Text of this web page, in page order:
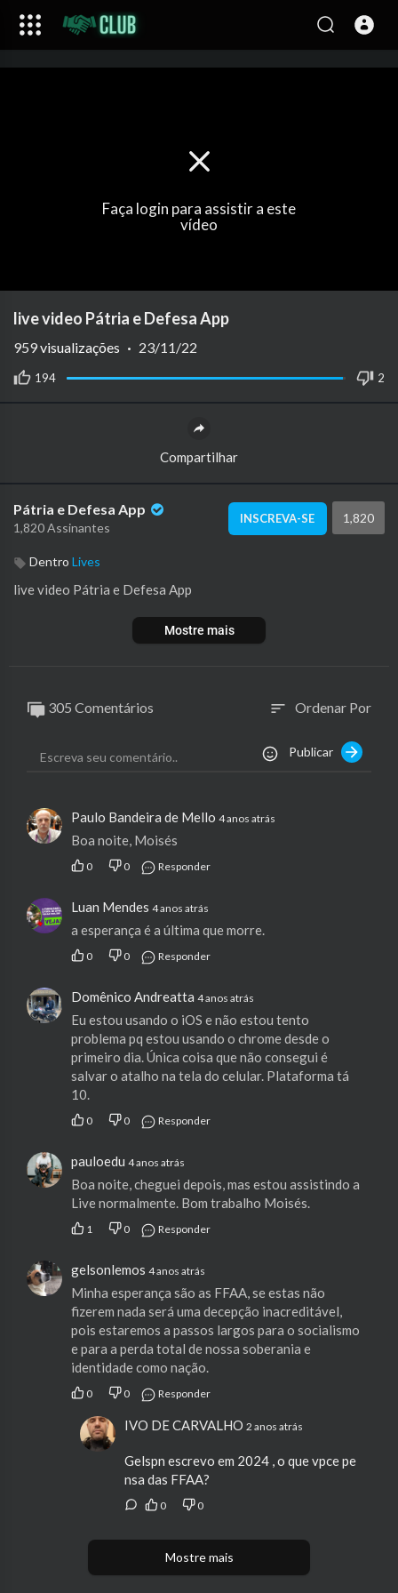
Faça login para assistir a este
vídeo
live video Pátria e Defesa App
194 2
959visualizações · 23/11/22
Compartilhar
Pátria e Defesa App
1,820 Assinantes
INSCREVA-SE 1,820
Dentro Lives
⁣live video Pátria e Defesa App
Mostre mais
305 Comentários sort Ordenar Por
Publicar
Paulo Bandeira de Mello 4 anos atrás
Boa noite, Moisés
0 0 Responder
Luan Mendes 4 anos atrás
a esperança é a última que morre.
0 0 Responder
Domênico Andreatta 4 anos atrás
Eu estou usando o iOS e não estou tento
problema pq estou usando o chrome desde o
primeiro dia. Única coisa que não consegui é
salvar o atalho na tela do celular. Plataforma tá
10.
0 0 Responder
pauloedu 4 anos atrás
Boa noite, cheguei depois, mas estou assistindo a
Live normalmente. Bom trabalho Moisés.
1 0 Responder
gelsonlemos 4 anos atrás
Minha esperança são as FFAA, se estas não
fizerem nada será uma decepção inacreditável,
pois estaremos a passos largos para o socialismo
e para a perda total de nossa soberania e
identidade como nação.
0 0 Responder
IVO DE CARVALHO 2 anos atrás
Gelspn escrevo em 2024 , o que vpce pe
nsa das FFAA?
0 0
Mostre mais